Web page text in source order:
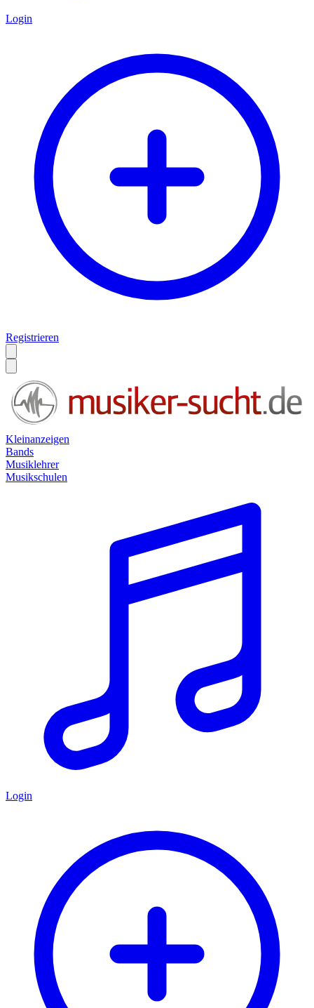
Login
Registrieren
Kleinanzeigen
Bands
Musiklehrer
Musikschulen
Login